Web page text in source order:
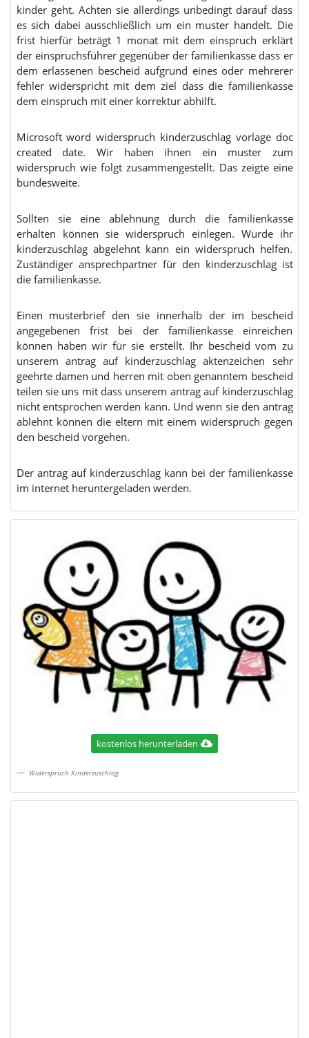
kinder geht. Achten sie allerdings unbedingt darauf dass
es sich dabei ausschließlich um ein muster handelt. Die
frist hierfür beträgt 1 monat mit dem einspruch erklärt
der einspruchsführer gegenüber der familienkasse dass er
dem erlassenen bescheid aufgrund eines oder mehrerer
fehler widerspricht mit dem ziel dass die familienkasse
dem einspruch mit einer korrektur abhilft.
Microsoft word widerspruch kinderzuschlag vorlage doc
created date. Wir haben ihnen ein muster zum
widerspruch wie folgt zusammengestellt. Das zeigte eine
bundesweite.
Sollten sie eine ablehnung durch die familienkasse
erhalten können sie widerspruch einlegen. Wurde ihr
kinderzuschlag abgelehnt kann ein widerspruch helfen.
Zuständiger ansprechpartner für den kinderzuschlag ist
die familienkasse.
Einen musterbrief den sie innerhalb der im bescheid
angegebenen frist bei der familienkasse einreichen
können haben wir für sie erstellt. Ihr bescheid vom zu
unserem antrag auf kinderzuschlag aktenzeichen sehr
geehrte damen und herren mit oben genanntem bescheid
teilen sie uns mit dass unserem antrag auf kinderzuschlag
nicht entsprochen werden kann. Und wenn sie den antrag
ablehnt können die eltern mit einem widerspruch gegen
den bescheid vorgehen.
Der antrag auf kinderzuschlag kann bei der familienkasse
im internet heruntergeladen werden.
kostenlos herunterladen
Widerspruch Kinderzuschlag